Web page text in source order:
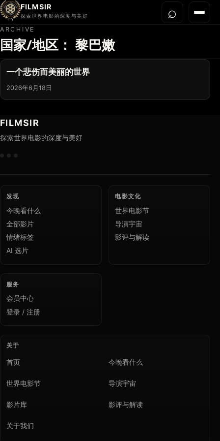
FILMSIR
探索世界电影的深度与美好 菜单
首页
今晚看什么
世界电影节
导演宇宙
影评与解读
⌕打开
ARCHIVE
国家/地区： 黎巴嫩
一个悲伤而美丽的世界
2026年6月18日
FILMSIR
探索世界电影的深度与美好
发现
今晚看什么
全部影片
情绪标签
AI 选片
电影文化
世界电影节
导演宇宙
影评与解读
服务
会员中心
登录 / 注册
关于
首页 今晚看什么
世界电影节 导演宇宙
影片库 影评与解读
关于我们